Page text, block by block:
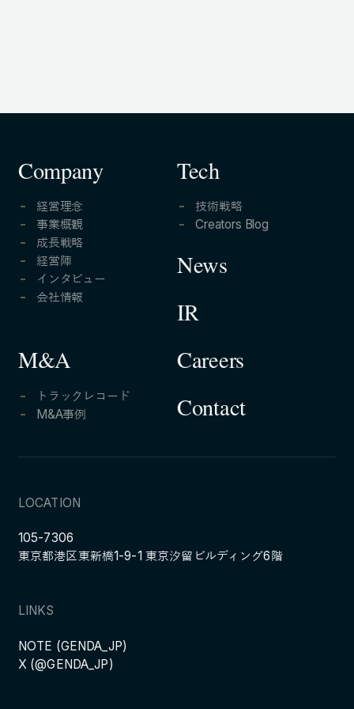
X (@GENDA_JP)
人材に対する考え方
プライバシーポリシー
反社会勢力に対する基本方針
Copyright © GENDA Inc. All Rights Reserved.
Company
経営理念
事業概観
成長戦略
経営陣
インタビュー
会社情報
M&A
トラックレコード
M&A事例
Tech
技術戦略
Creators Blog
News
IR
Careers
Contact
LOCATION
105-7306
東京都港区東新橋1-9-1 東京汐留ビルディング6階
LINKS
NOTE (GENDA_JP)
X (@GENDA_JP)